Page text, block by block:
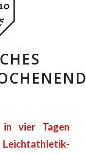
vier Tagen